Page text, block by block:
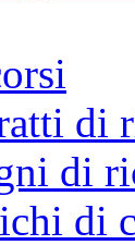
di
di
di